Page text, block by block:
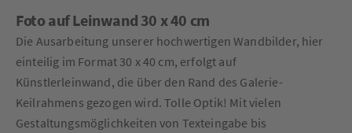
Foto auf Leinwand 30 x 40 cm
Die Ausarbeitung unserer hochwertigen Wandbilder, hier
einteilig im Format 30 x 40 cm, erfolgt auf
Künstlerleinwand, die über den Rand des Galerie-
Keilrahmens gezogen wird. Tolle Optik! Mit vielen
Gestaltungsmöglichkeiten von Texteingabe bis